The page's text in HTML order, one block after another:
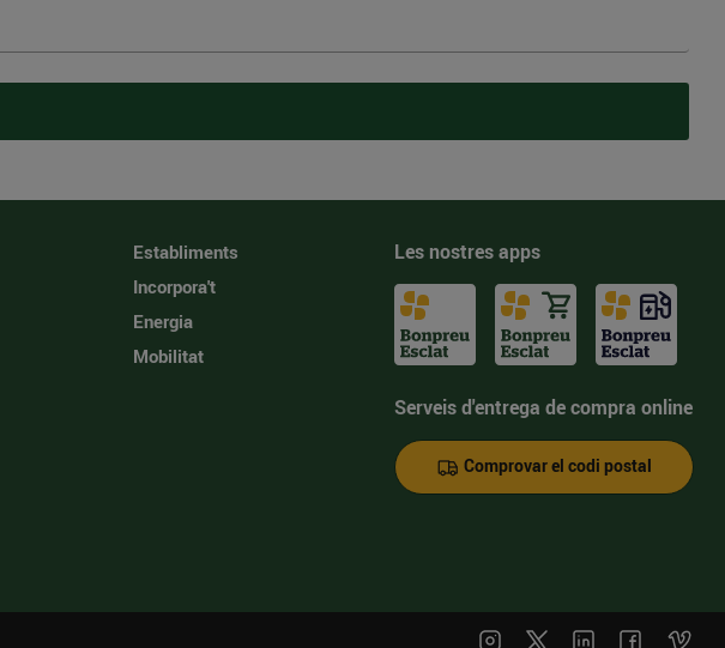
Establiments
Incorpora't
Energia
Mobilitat
Les nostres apps
Serveis d'entrega de compra online
Comprovar el codi postal